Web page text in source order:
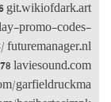
https://
https://